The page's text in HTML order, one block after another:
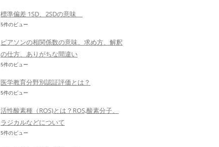
標準偏差 1SD、2SDの意味
5件のビュー
ピアソンの相関係数の意味、求め方、解釈
の仕方、ありがちな間違い
5件のビュー
医学教育分野別認証評価とは？
5件のビュー
活性酸素種（ROS)とは？ROS,酸素分子、
ラジカルなどについて
5件のビュー